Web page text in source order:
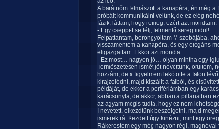
A barátnőm felmászott a kanapéra, én még
próbált kommunikálni velünk, de ez elég
fázik, láttam, hogy remeg, ezért azt mondtam:
- Egy cseppet se félj, felmentő sereg indul!
Felpattantam, berongyoltam M szobájába,
visszamentem a kanapéra, és egy elegáns
eligazgattam. Ekkor azt mondta:
- Ez most… nagyon jó… olyan mintha egy
Természetesen ismét jót nevettünk, örültem,
hozzám, de a figyelmem lekötötte a falon
kirajzolódni, majd kiszállt a falból, és
példáját, de ekkor a perifériámban egy
karácsonyfa, de akkor, abban a pillanatban
az agyam mégis tudta, hogy ez nem
I nevetett, elkezdtünk beszélgetni, majd
ismerek rá. Kezdett úgy kinézni, mint egy
Rákerestem egy még nagyon régi,